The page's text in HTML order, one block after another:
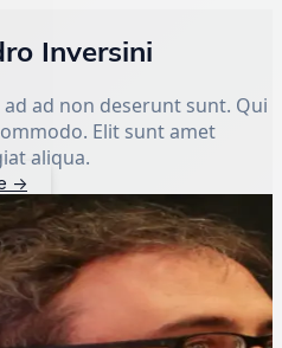
Inversini
ad non deserunt sunt. Qui
Elit sunt amet
aliqua.
→